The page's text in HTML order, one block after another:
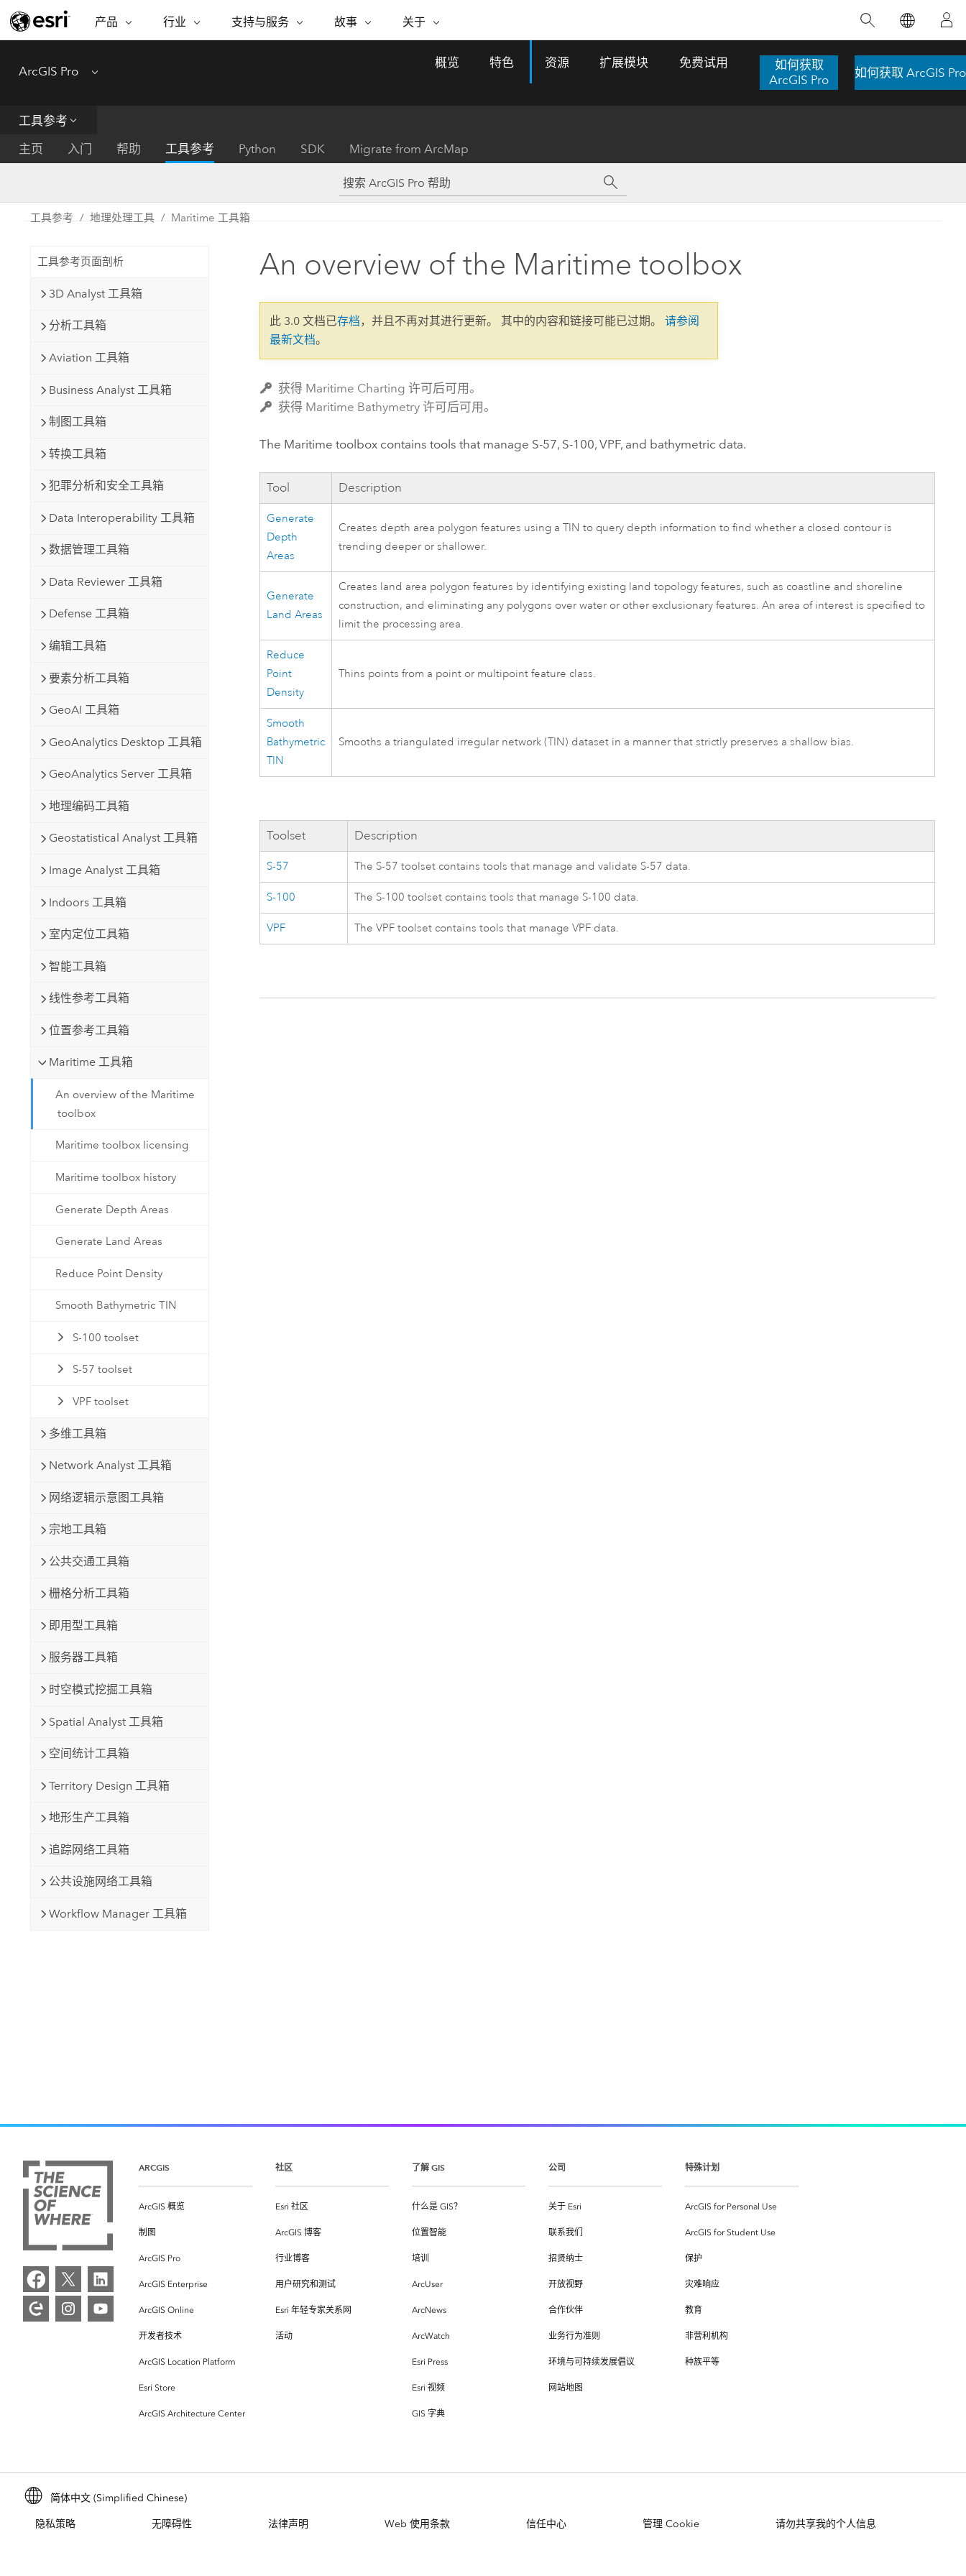
产品
ARCGIS
完整的 SaaS 制图平台
ArcGIS Enterprise
开发者技术
构建制图和空间分析应用程序
功能
将位置引入分析
集成、编辑和共享空间数据
Esri 产品、合作伙伴产品和开发
理。 了解这项技术的实际效果，亲身体验交
互式地图，探索产品功能，或者直接开始免
探索 ArcGIS Pro
行业
行业
保护
能源公用事业
州和地方政府
电信
交通运输
专题倡议
基础设施管理
者了解基础设施工程与周围环境的关系。
探索基础设施管理
支持与服务
支持与服务 自助服务
文档
My Esri
联，并产出能解决复杂问题的深刻见解。
探索课程
故事
ESRI 故事
现实世界的全球 GIS 创新
客
行业新闻和 ArcGIS 更新
所有故事
了 17 个应急洪水应用程序，为关键的救援行
动提供了有力支持。
关于
关于 ESRI
合作伙伴
招贤纳士
联系我们
数字孪生体
推荐书籍
ArcGIS Pro Menu
概览 特色 资源 扩展模块 免费试用
如何获取
ArcGIS Pro
如何获取 ArcGIS Pro
工具参考
主页
入门 帮助 工具参考 Python SDK Migrate from ArcMap
工具参考 地理处理工具 Maritime 工具箱
工具参考页面剖析
3D Analyst 工具箱
分析工具箱
Aviation 工具箱
Business Analyst 工具箱
制图工具箱
转换工具箱
犯罪分析和安全工具箱
Data Interoperability 工具箱
数据管理工具箱
Data Reviewer 工具箱
Defense 工具箱
编辑工具箱
要素分析工具箱
GeoAI 工具箱
GeoAnalytics Desktop 工具箱
GeoAnalytics Server 工具箱
地理编码工具箱
Geostatistical Analyst 工具箱
Image Analyst 工具箱
Indoors 工具箱
室内定位工具箱
智能工具箱
线性参考工具箱
位置参考工具箱
Maritime 工具箱
An overview of the Maritime
toolbox
Maritime toolbox licensing
Maritime toolbox history
Generate Depth Areas
Generate Land Areas
Reduce Point Density
Smooth Bathymetric TIN
S-100 toolset
S-57 toolset
VPF toolset
多维工具箱
Network Analyst 工具箱
网络逻辑示意图工具箱
宗地工具箱
公共交通工具箱
栅格分析工具箱
即用型工具箱
服务器工具箱
时空模式挖掘工具箱
Spatial Analyst 工具箱
空间统计工具箱
Territory Design 工具箱
地形生产工具箱
追踪网络工具箱
公共设施网络工具箱
Workflow Manager 工具箱
An overview of the Maritime toolbox
此 3.0 文档已存档，并且不再对其进行更新。 其中的内容和链接可能已过期。请参阅
最新文档。
获得 Maritime Charting 许可后可用。
获得 Maritime Bathymetry 许可后可用。
The Maritime toolbox contains tools that manage S-57, S-100, VPF, and bathymetric data.
Tool Description
Generate
Depth
Areas
Creates depth area polygon features using a TIN to query depth information to find whether a closed contour is
trending deeper or shallower.
Generate
Land Areas
Creates land area polygon features by identifying existing land topology features, such as coastline and shoreline
construction, and eliminating any polygons over water or other exclusionary features. An area of interest is specified to
limit the processing area.
Reduce
Point
Density
Thins points from a point or multipoint feature class.
Smooth
Bathymetric
TIN
Smooths a triangulated irregular network (TIN) dataset in a manner that strictly preserves a shallow bias.
Toolset Description
S-57 The S-57 toolset contains tools that manage and validate S-57 data.
S-100 The S-100 toolset contains tools that manage S-100 data.
VPF The VPF toolset contains tools that manage VPF data.
ARCGIS
ArcGIS 概览
制图
ArcGIS Pro
ArcGIS Enterprise
ArcGIS Online
开发者技术
ArcGIS Location Platform
Esri Store
ArcGIS Architecture Center
社区
Esri 社区
ArcGIS 博客
行业博客
用户研究和测试
Esri 年轻专家关系网
活动
了解 GIS
什么是 GIS？
位置智能
培训
ArcUser
ArcNews
ArcWatch
Esri Press
Esri 视频
GIS 字典
公司
关于 Esri
联系我们
招贤纳士
开放视野
合作伙伴
业务行为准则
环境与可持续发展倡议
网站地图
特殊计划
ArcGIS for Personal Use
ArcGIS for Student Use
保护
灾难响应
教育
非营利机构
种族平等
简体中文 (Simplified Chinese)
隐私策略 无障碍性 法律声明 Web 使用条款 信任中心 管理 Cookie 请勿共享我的个人信息